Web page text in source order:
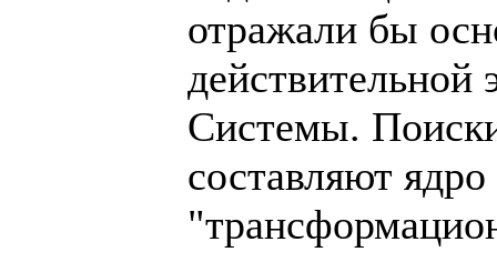
отражали бы
Системы.
составляют